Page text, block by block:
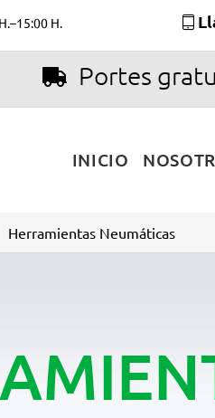
H.
Portes
INICIO
Herramientas Neumáticas